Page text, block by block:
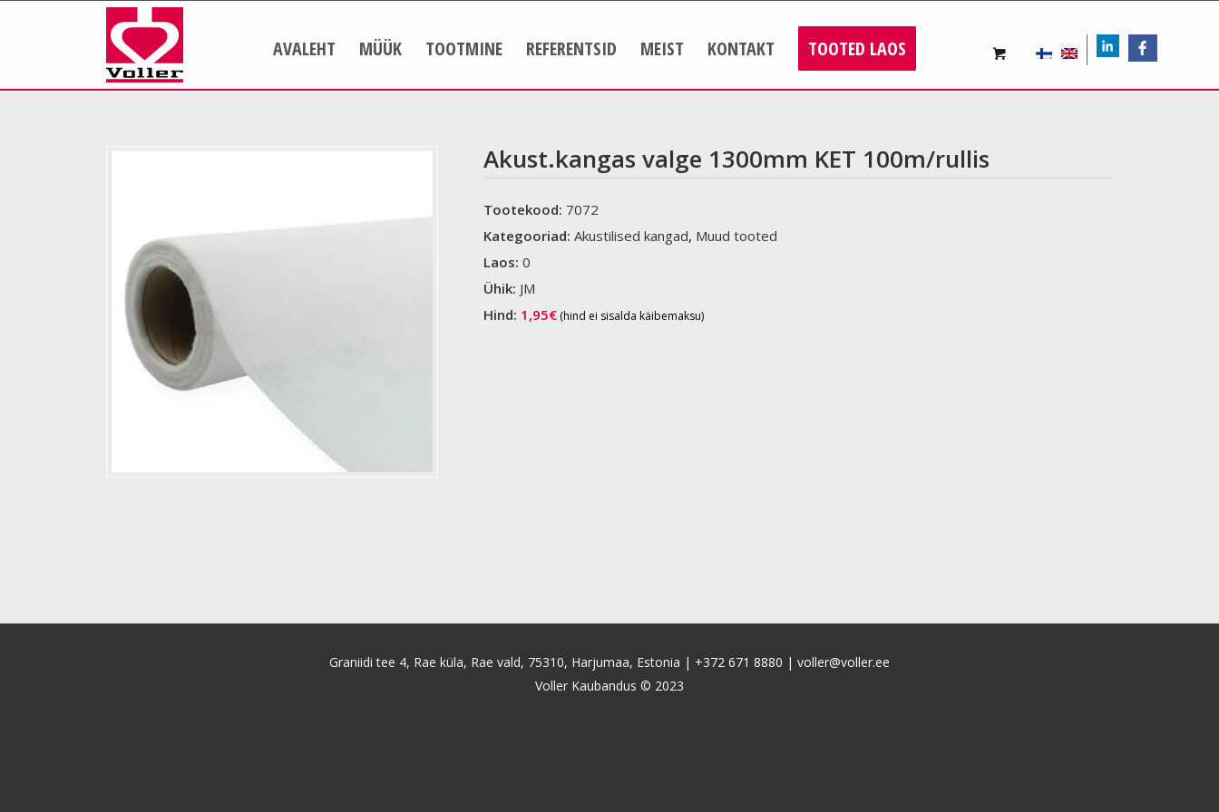
FB
LIn
AVALEHT MÜÜK TOOTMINE REFERENTSID MEIST KONTAKT TOOTED LAOS
Akust.kangas valge 1300mm KET 100m/rullis
Tootekood: 7072
Kategooriad:Akustilised kangad, Muud tooted
Laos:0
Ühik: JM
Hind: 1,95€ (hind ei sisalda käibemaksu)
Graniidi tee 4, Rae küla, Rae vald, 75310, Harjumaa, Estonia | +372 671 8880 | voller@voller.ee
Voller Kaubandus © 2023